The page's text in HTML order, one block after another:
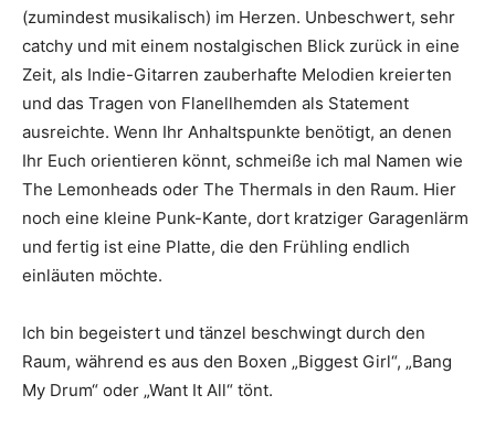
(zumindest musikalisch) im Herzen. Unbeschwert, sehr
catchy und mit einem nostalgischen Blick zurück in eine
Zeit, als Indie-Gitarren zauberhafte Melodien kreierten
und das Tragen von Flanellhemden als Statement
ausreichte. Wenn Ihr Anhaltspunkte benötigt, an denen
Ihr Euch orientieren könnt, schmeiße ich mal Namen wie
The Lemonheads oder The Thermals in den Raum. Hier
noch eine kleine Punk-Kante, dort kratziger Garagenlärm
und fertig ist eine Platte, die den Frühling endlich
einläuten möchte.
Ich bin begeistert und tänzel beschwingt durch den
Raum, während es aus den Boxen „Biggest Girl“, „Bang
My Drum“ oder „Want It All“ tönt.